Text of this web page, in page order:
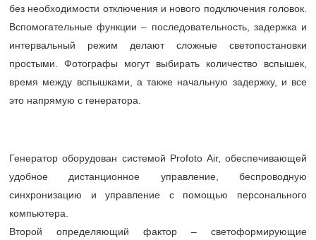
без необходимости отключения и нового подключения головок.
Вспомогательные функции – последовательность, задержка и
интервальный режим делают сложные светопостановки
простыми. Фотографы могут выбирать количество вспышек,
время между вспышками, а также начальную задержку, и все
это напрямую с генератора.
Генератор оборудован системой Profoto Air, обеспечивающей
удобное дистанционное управление, беспроводную
синхронизацию и управление с помощью персонального
компьютера.
Второй определяющий фактор – светоформирующие